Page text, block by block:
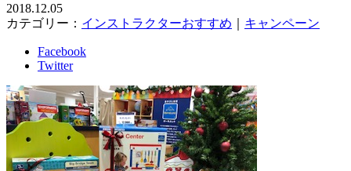
2018.12.05
カテゴリー： インストラクターおすすめ キャンペーン
Facebook
Twitter